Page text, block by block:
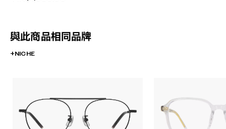
與此商品相同品牌
+NICHE